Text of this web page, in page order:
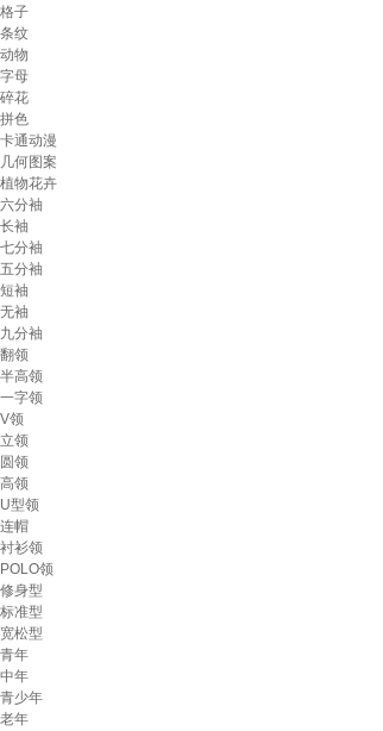
格子
条纹
动物
字母
碎花
拼色
卡通动漫
几何图案
植物花卉
六分袖
长袖
七分袖
五分袖
短袖
无袖
九分袖
翻领
半高领
一字领
V领
立领
圆领
高领
U型领
连帽
衬衫领
POLO领
修身型
标准型
宽松型
青年
中年
青少年
老年